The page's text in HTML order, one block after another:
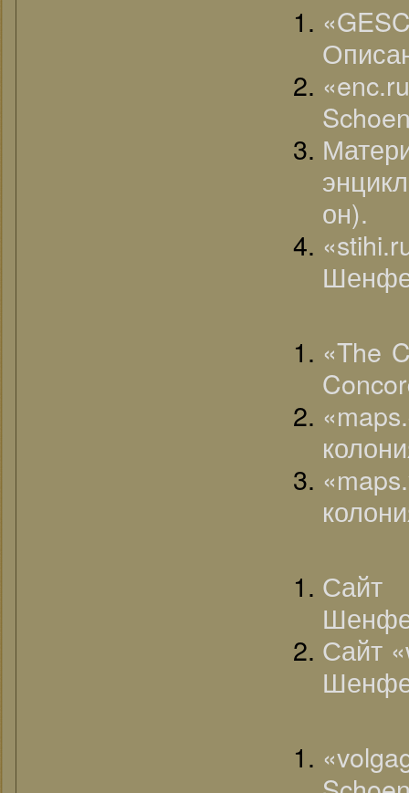
он).
«The
Сайт
Сайт